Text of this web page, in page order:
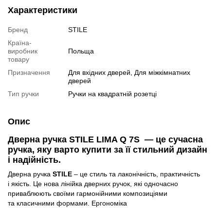
Характеристики
Бренд
STILE
Країна-
виробник
товару
Польща
Призначення
Для вхідних дверей, Для міжкімнатних
дверей
Тип ручки
Ручки на квадратній розетці
Опис
Дверна ручка STILE LIMA Q 7S — це сучасна
ручка, яку варто купити за її стильний дизайн
і надійність.
Дверна ручка STILE – це стиль та лаконічність, практичність
і якість. Це нова лінійка дверних ручок, які одночасно
приваблюють своїми гармонійними композиціями
та класичними формами. Ергономіка